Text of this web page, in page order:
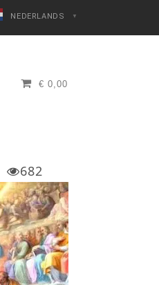
NEDERLANDS ▼
€ 0,00
682